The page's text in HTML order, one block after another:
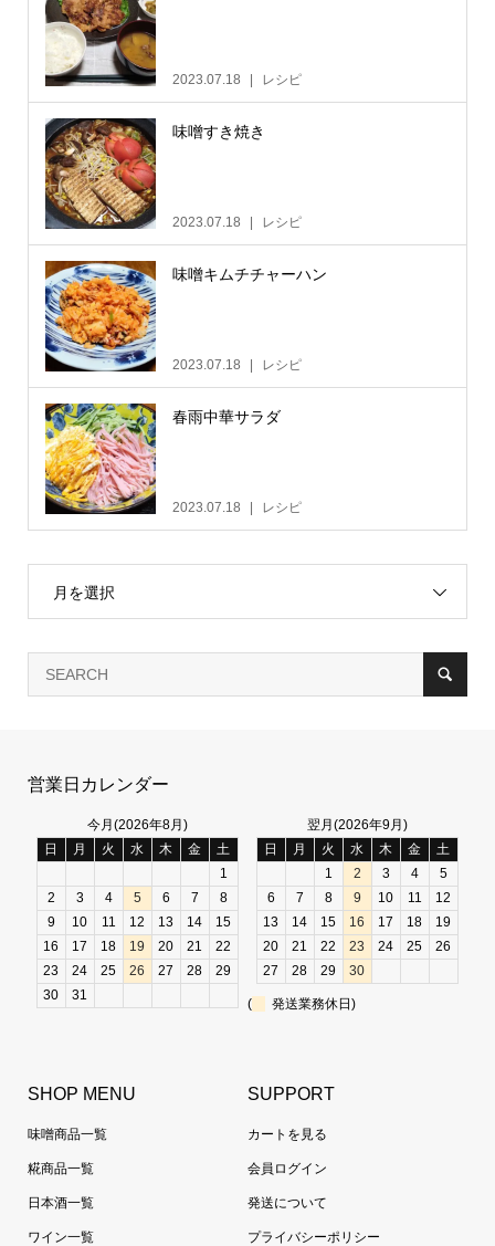
2023.07.18 レシピ
味噌すき焼き
2023.07.18 レシピ
味噌キムチチャーハン
2023.07.18 レシピ
春雨中華サラダ
2023.07.18 レシピ
月を選択
営業日カレンダー
今月(2026年8月)
日
月 火 水 木 金
土
1
2
3 4 5 6 7
8
9
10 11 12 13 14
15
16
17 18 19 20 21
22
23
24 25 26 27 28
29
30
31
翌月(2026年9月)
日
月 火 水 木 金
土
1
2 3 4
5
6
7 8 9 10 11
12
13
14 15 16 17 18
19
20
21 22 23 24 25
26
27
28 29 30
( 発送業務休日)
SHOP MENU
味噌商品一覧
糀商品一覧
日本酒一覧
ワイン一覧
SUPPORT
カートを見る
会員ログイン
発送について
プライバシーポリシー